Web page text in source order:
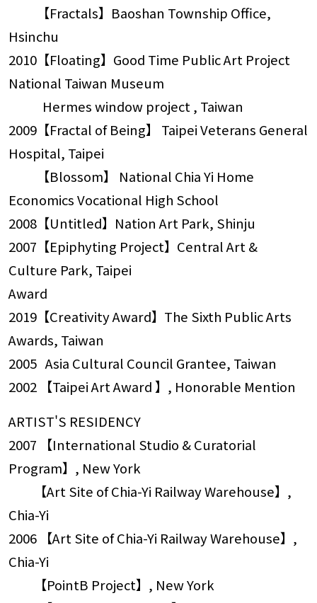
【Fractals】Baoshan Township Office,
Hsinchu
2010【Floating】Good Time Public Art Project
National Taiwan Museum
Hermes window project , Taiwan
2009【Fractal of Being】 Taipei Veterans General
Hospital, Taipei
【Blossom】 National Chia Yi Home
Economics Vocational High School
2008【Untitled】Nation Art Park, Shinju
2007【Epiphyting Project】Central Art &
Culture Park, Taipei
Award
2019【Creativity Award】The Sixth Public Arts
Awards, Taiwan
2005 Asia Cultural Council Grantee, Taiwan
2002 【Taipei Art Award 】, Honorable Mention
ARTIST'S RESIDENCY
2007 【International Studio & Curatorial
Program】, New York
【Art Site of Chia-Yi Railway Warehouse】,
Chia-Yi
2006 【Art Site of Chia-Yi Railway Warehouse】,
Chia-Yi
【PointB Project】, New York